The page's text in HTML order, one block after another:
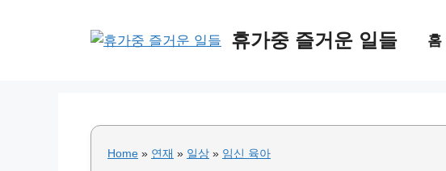
휴가중 즐거운 일들 홈
Home » 연재 » 일상 » 임신 육아